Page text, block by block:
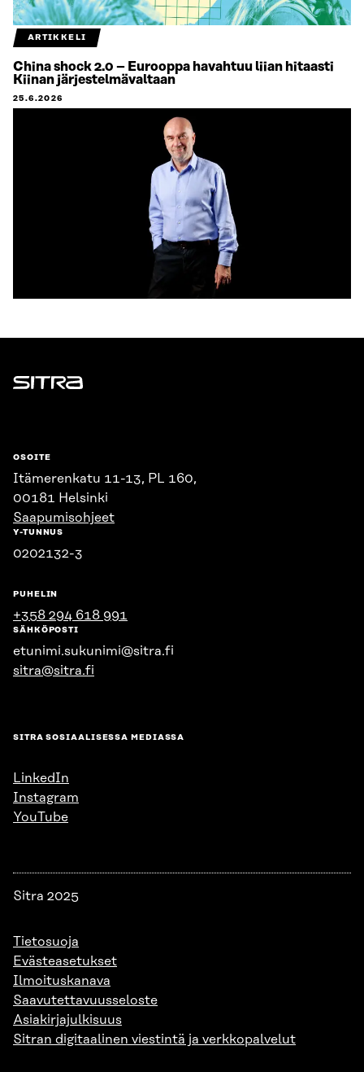
ARTIKKELI
China shock 2.0 – Eurooppa havahtuu liian hitaasti
Kiinan järjestelmävaltaan
25.6.2026
Sitra
OSOITE
Itämerenkatu 11-13, PL 160,
00181 Helsinki
Saapumisohjeet
Y-TUNNUS
0202132-3
PUHELIN
+358 294 618 991
SÄHKÖPOSTI
etunimi.sukunimi@sitra.fi
sitra@sitra.fi
SITRA SOSIAALISESSA MEDIASSA
LinkedIn
Instagram
YouTube
Sitra 2025
Tietosuoja
Evästeasetukset
Ilmoituskanava
Saavutettavuusseloste
Asiakirjajulkisuus
Sitran digitaalinen viestintä ja verkkopalvelut